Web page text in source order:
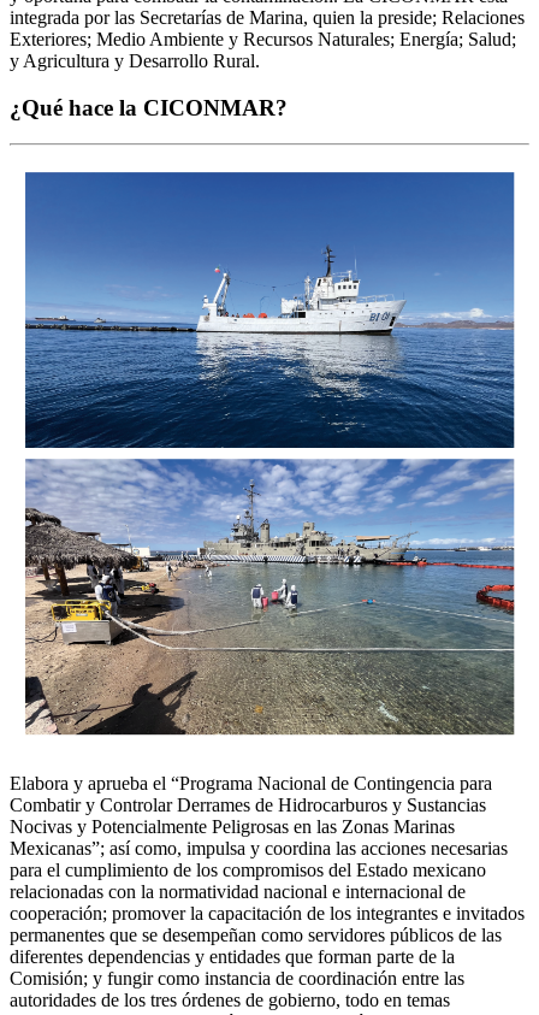
integrada por las Secretarías de Marina, quien la preside; Relaciones
Exteriores; Medio Ambiente y Recursos Naturales; Energía; Salud;
y Agricultura y Desarrollo Rural.
¿Qué hace la CICONMAR?
Elabora y aprueba el “Programa Nacional de Contingencia para
Combatir y Controlar Derrames de Hidrocarburos y Sustancias
Nocivas y Potencialmente Peligrosas en las Zonas Marinas
Mexicanas”; así como, impulsa y coordina las acciones necesarias
para el cumplimiento de los compromisos del Estado mexicano
relacionadas con la normatividad nacional e internacional de
cooperación; promover la capacitación de los integrantes e invitados
permanentes que se desempeñan como servidores públicos de las
diferentes dependencias y entidades que forman parte de la
Comisión; y fungir como instancia de coordinación entre las
autoridades de los tres órdenes de gobierno, todo en temas